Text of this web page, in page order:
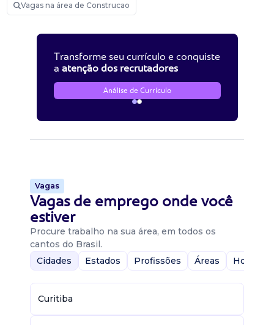
Vagas na área de Construcao
Transforme seu currículo e conquiste
a atenção dos recrutadores
Análise de Currículo
Vagas
Vagas de emprego onde você
estiver
Procure trabalho na sua área, em todos os
cantos do Brasil.
Cidades
Estados Profissões Áreas Home-
Curitiba